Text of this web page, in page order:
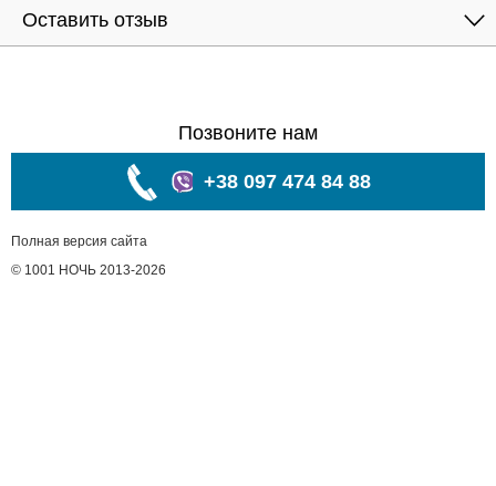
Оставить отзыв
Позвоните нам
+38 097 474 84 88
Полная версия сайта
© 1001 НОЧЬ 2013-2026